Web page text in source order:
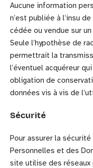
Aucune information
n’est publiée à l’insu
cédée ou vendue sur
Seule l’hypothèse de
permettrait la
l’éventuel acquéreur
obligation de
données vis à vis de
Sécurité
Pour assurer la
Personnelles et des
site utilise des